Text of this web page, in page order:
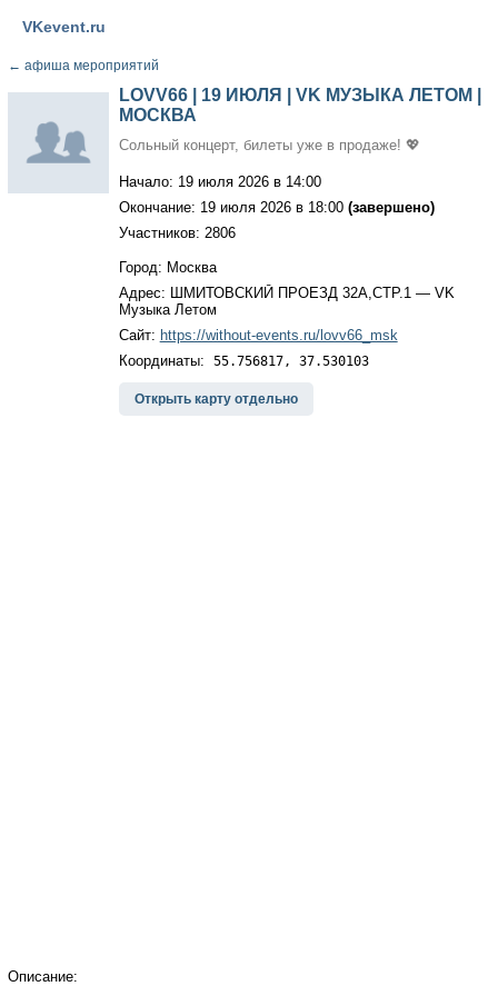
VKevent.ru
← афиша мероприятий
LOVV66 | 19 ИЮЛЯ | VK МУЗЫКА ЛЕТОМ |
МОСКВА
Сольный концерт, билеты уже в продаже! 💖
Начало: 19 июля 2026 в 14:00
Окончание: 19 июля 2026 в 18:00 (завершено)
Участников: 2806
Город: Москва
Адрес: ШМИТОВСКИЙ ПРОЕЗД 32А,СТР.1 — VK
Музыка Летом
Сайт: https://without-events.ru/lovv66_msk
Координаты: 55.756817, 37.530103
Открыть карту отдельно
Описание: